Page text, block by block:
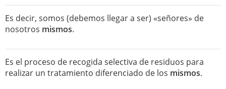
Es decir, somos (debemos llegar a ser) «señores» de
nosotros mismos.
Es el proceso de recogida selectiva de residuos para
realizar un tratamiento diferenciado de los mismos.